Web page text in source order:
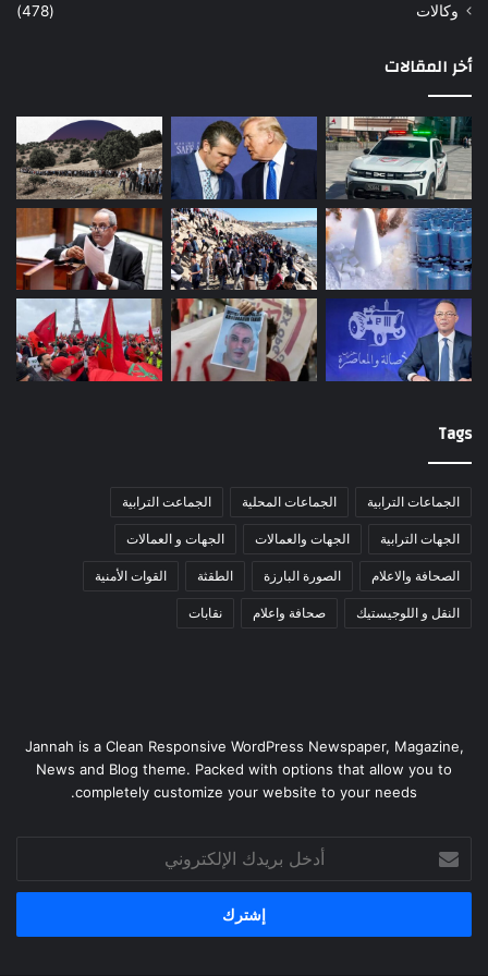
وكالات (478)
أخر المقالات
Tags
الجماعات الترابية الجماعات المحلية الجماعت الترابية
الجهات الترابية الجهات والعمالات الجهات و العمالات
الصحافة والاعلام الصورة البارزة الطقثة القوات الأمنية
النقل و اللوجيستيك صحافة واعلام نقابات
Jannah is a Clean Responsive WordPress Newspaper, Magazine,
News and Blog theme. Packed with options that allow you to
completely customize your website to your needs.
بريدك
الإلكتروني